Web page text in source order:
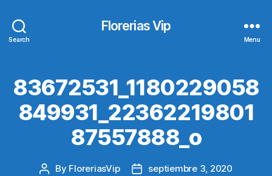
Search
Florerias Vip
Menu
83672531_1180229058
849931_22362219801
87557888_o
Post
By FloreriasVip
Postseptiembre 3, 2020